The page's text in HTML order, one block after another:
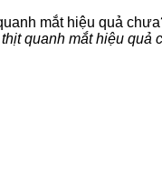
quanh mắt hiệu quả